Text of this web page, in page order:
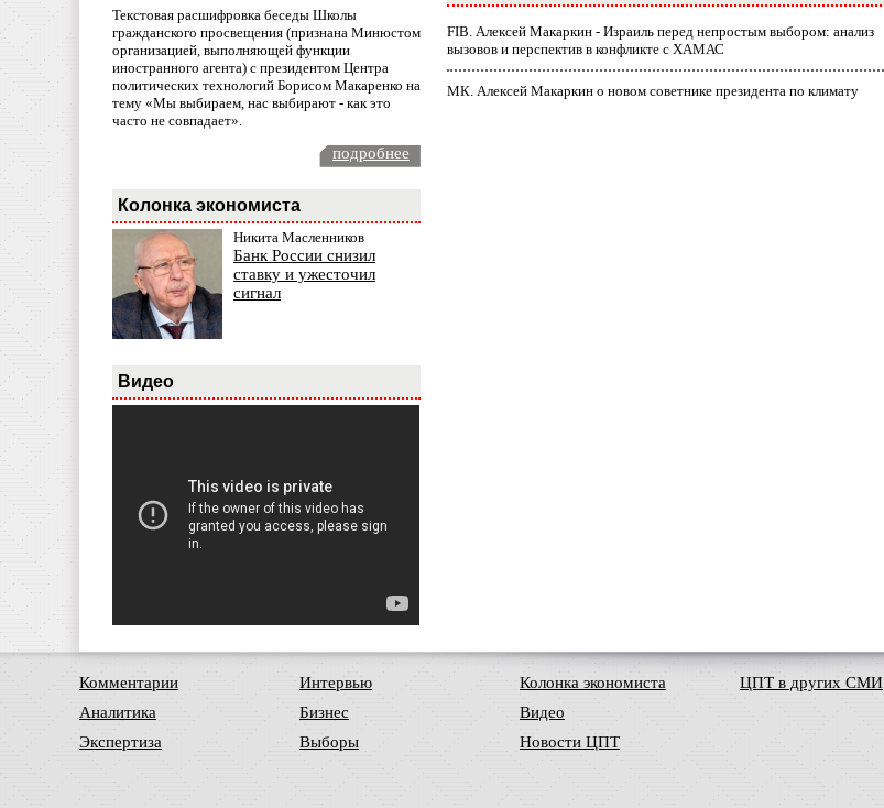
Текстовая расшифровка беседы Школы
гражданского просвещения (признана Минюстом
организацией, выполняющей функции
иностранного агента) с президентом Центра
политических технологий Борисом Макаренко на
тему «Мы выбираем, нас выбирают - как это
часто не совпадает».
подробнее
Колонка экономиста
Никита Масленников
Банк России снизил
ставку и ужесточил
сигнал
Видео
FIB. Алексей Макаркин - Израиль перед непростым выбором: анализ
вызовов и перспектив в конфликте с ХАМАС
МК. Алексей Макаркин о новом советнике президента по климату
Комментарии
Аналитика
Экспертиза
Интервью
Бизнес
Выборы
Колонка экономиста
Видео
Новости ЦПТ
ЦПТ в других СМИ